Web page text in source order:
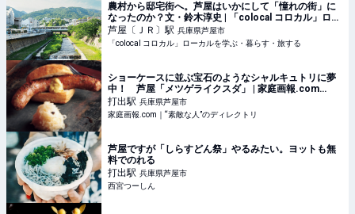
農村から邸宅街へ。芦屋はいかにして「憧れの街」に
なったのか？文・鈴木淳史 | 「colocal コロカル」ロー
カルを学ぶ・暮らす・旅する
芦屋〔ＪＲ〕駅 兵庫県芦屋市
「colocal コロカル」ローカルを学ぶ・暮らす・旅する
ショーケースに並ぶ宝石のようなシャルキュトリに夢
中！ 芦屋「メツゲライクスダ」 | 家庭画報.com
｜“素敵な人”のディレクトリ
打出駅 兵庫県芦屋市
家庭画報.com｜“素敵な人”のディレクトリ
芦屋ですが「しらすどん祭」やるみたい。ヨットも無
料でのれる
打出駅 兵庫県芦屋市
西宮つーしん